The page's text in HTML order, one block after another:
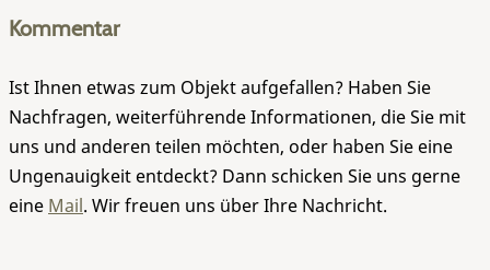
Kommentar
Ist Ihnen etwas zum Objekt aufgefallen? Haben Sie
Nachfragen, weiterführende Informationen, die Sie mit
uns und anderen teilen möchten, oder haben Sie eine
Ungenauigkeit entdeckt? Dann schicken Sie uns gerne
eine Mail. Wir freuen uns über Ihre Nachricht.